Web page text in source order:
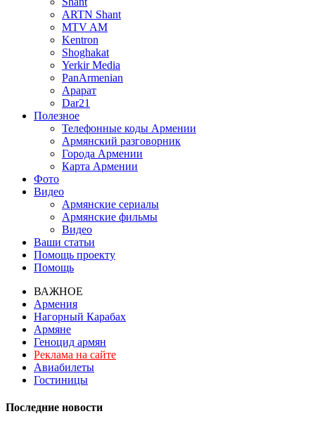
ARTN Shant
MTV AM
Kentron
Shoghakat
Yerkir Media
PanArmenian
Арарат
Dar21
Полезное
Телефонные коды Армении
Армянский разговорник
Города Армении
Карта Армении
Фото
Видео
Армянские сериалы
Армянские фильмы
Видео
Ваши статьи
Помощь проекту
Помощь
ВАЖНОЕ
Армения
Нагорный Карабах
Армяне
Геноцид армян
Реклама на сайте
Авиабилеты
Гостиницы
Последние новости